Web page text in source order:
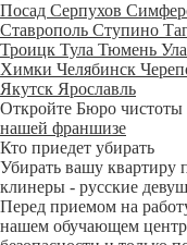
Посад Серпухов
Ставрополь Ступино
Троицк Тула Тюмень
Химки Челябинск
Якутск Ярославль
Откройте Бюро чистоты
нашей франшизе
Кто приедет убирать
Убирать вашу квартиру
клинеры - русские
Перед приемом на
нашем обучающем